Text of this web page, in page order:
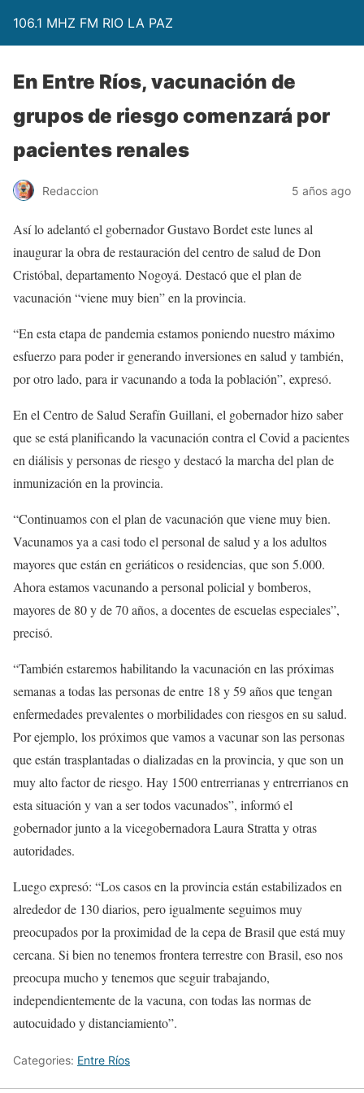
106.1 MHZ FM RIO LA PAZ
En Entre Ríos, vacunación de
grupos de riesgo comenzará por
pacientes renales
Redaccion 5 años ago
Así lo adelantó el gobernador Gustavo Bordet este lunes al
inaugurar la obra de restauración del centro de salud de Don
Cristóbal, departamento Nogoyá. Destacó que el plan de
vacunación “viene muy bien” en la provincia.
“En esta etapa de pandemia estamos poniendo nuestro máximo
esfuerzo para poder ir generando inversiones en salud y también,
por otro lado, para ir vacunando a toda la población”, expresó.
En el Centro de Salud Serafín Guillani, el gobernador hizo saber
que se está planificando la vacunación contra el Covid a pacientes
en diálisis y personas de riesgo y destacó la marcha del plan de
inmunización en la provincia.
“Continuamos con el plan de vacunación que viene muy bien.
Vacunamos ya a casi todo el personal de salud y a los adultos
mayores que están en geriáticos o residencias, que son 5.000.
Ahora estamos vacunando a personal policial y bomberos,
mayores de 80 y de 70 años, a docentes de escuelas especiales”,
precisó.
“También estaremos habilitando la vacunación en las próximas
semanas a todas las personas de entre 18 y 59 años que tengan
enfermedades prevalentes o morbilidades con riesgos en su salud.
Por ejemplo, los próximos que vamos a vacunar son las personas
que están trasplantadas o dializadas en la provincia, y que son un
muy alto factor de riesgo. Hay 1500 entrerrianas y entrerrianos en
esta situación y van a ser todos vacunados”, informó el
gobernador junto a la vicegobernadora Laura Stratta y otras
autoridades.
Luego expresó: “Los casos en la provincia están estabilizados en
alrededor de 130 diarios, pero igualmente seguimos muy
preocupados por la proximidad de la cepa de Brasil que está muy
cercana. Si bien no tenemos frontera terrestre con Brasil, eso nos
preocupa mucho y tenemos que seguir trabajando,
independientemente de la vacuna, con todas las normas de
autocuidado y distanciamiento”.
Categories: Entre Ríos